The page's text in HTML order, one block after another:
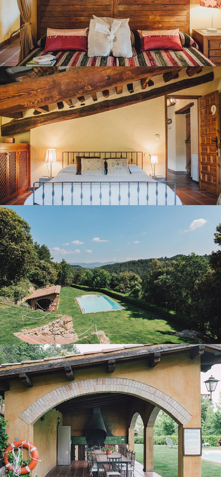
BEDROOM 9
GARDEN AND OUTDOOR POOL
PORCH WITH BARBECUE
OUTDOOR LEISURE AREA